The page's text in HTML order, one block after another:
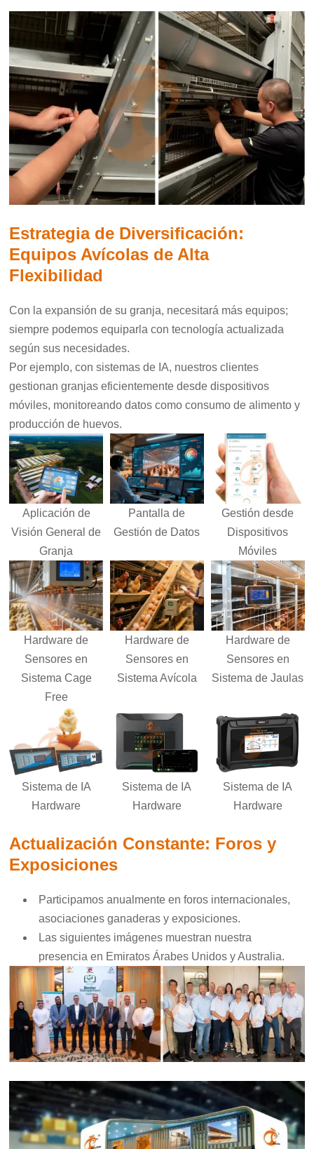
Estrategia de Diversificación:
Equipos Avícolas de Alta
Flexibilidad
Con la expansión de su granja, necesitará más equipos;
siempre podemosequiparla con tecnología actualizada
según sus necesidades.
Por ejemplo, con sistemas de IA, nuestros clientes
gestionan granjas eficientemente desde dispositivos
móviles, monitoreando datos como consumo de alimento y
producción de huevos.
Aplicación de
Visión General de
Granja
Pantalla de
Gestión de Datos
Gestión desde
Dispositivos
Móviles
Hardware de
Sensoresen
Sistema Cage
Free
Hardware de
Sensoresen
Sistema Avícola
Hardware de
Sensores en
Sistema de Jaulas
Sistema de IA
Hardware
Sistema de IA
Hardware
Sistema de IA
Hardware
Actualización Constante: Foros y
Exposiciones
Participamos anualmente en foros internacionales,
asociaciones ganaderas y exposiciones.
Las siguientes imágenes muestran nuestra
presencia en Emiratos Árabes Unidos y Australia.